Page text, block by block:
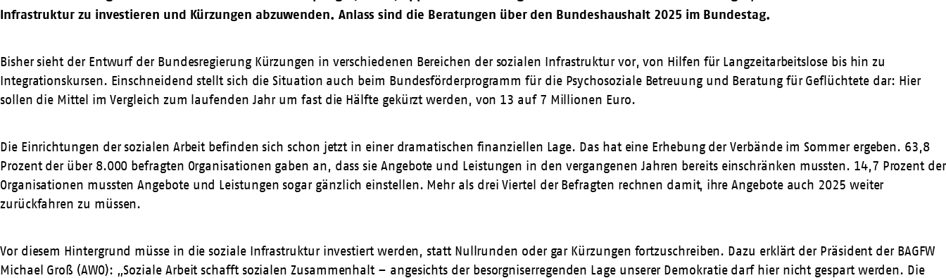
Infrastruktur zu investieren und Kürzungen abzuwenden. Anlass sind die Beratungen über den Bundeshaushalt 2025 im Bundestag.
Bisher sieht der Entwurf der Bundesregierung Kürzungen in verschiedenen Bereichen der sozialen Infrastruktur vor, von Hilfen für Langzeitarbeitslose bis hin zu
Integrationskursen. Einschneidend stellt sich die Situation auch beim Bundesförderprogramm für die Psychosoziale Betreuung und Beratung für Geflüchtete dar: Hier
sollen die Mittel im Vergleich zum laufenden Jahr um fast die Hälfte gekürzt werden, von 13 auf 7 Millionen Euro.
Die Einrichtungen der sozialen Arbeit befinden sich schon jetzt in einer dramatischen finanziellen Lage. Das hat eine Erhebung der Verbände im Sommer ergeben. 63,8
Prozent der über 8.000 befragten Organisationen gaben an, dass sie Angebote und Leistungen in den vergangenen Jahren bereits einschränken mussten. 14,7 Prozent der
Organisationen mussten Angebote und Leistungen sogar gänzlich einstellen. Mehr als drei Viertel der Befragten rechnen damit, ihre Angebote auch 2025 weiter
zurückfahren zu müssen.
Vor diesem Hintergrund müsse in die soziale Infrastruktur investiert werden, statt Nullrunden oder gar Kürzungen fortzuschreiben. Dazu erklärt der Präsident der BAGFW
Michael Groß (AWO): „Soziale Arbeit schafft sozialen Zusammenhalt – angesichts der besorgniserregenden Lage unserer Demokratie darf hier nicht gespart werden. Die